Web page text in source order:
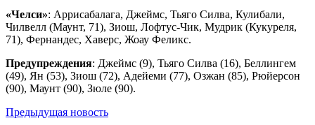
«Челси»: Аррисабалага, Джеймс, Тьяго Силва, Кулибали,
Чилвелл (Маунт, 71), Зиош, Лофтус-Чик, Мудрик (Кукуреля,
71), Фернандес, Хаверс, Жоау Феликс.
Предупреждения: Джеймс (9), Тьяго Силва (16), Беллингем
(49), Ян (53), Зиош (72), Адейеми (77), Озжан (85), Рюйерсон
(90), Маунт (90), Зюле (90).
Предыдущая новость